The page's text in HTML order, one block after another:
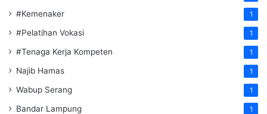
#Kemenaker 1
#Pelatihan Vokasi 1
#Tenaga Kerja Kompeten 1
Najib Hamas 1
Wabup Serang 1
Bandar Lampung 1